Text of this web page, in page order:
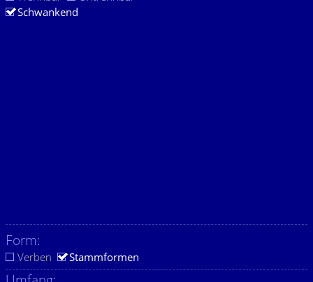
Schwankend
Form:
Verben Stammformen